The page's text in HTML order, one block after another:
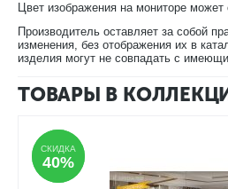
Цвет изображения на мониторе может
Производитель оставляет за собой
изменения, без отображения их в
изделия могут не совпадать с
ТОВАРЫ В
СКИДКА
40%
СКИДКА
40%